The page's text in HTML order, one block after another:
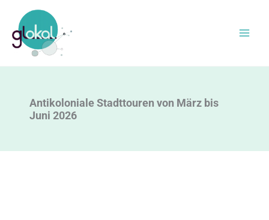
Inhalt
springen
Antikoloniale Stadttouren von März bis
Juni 2026